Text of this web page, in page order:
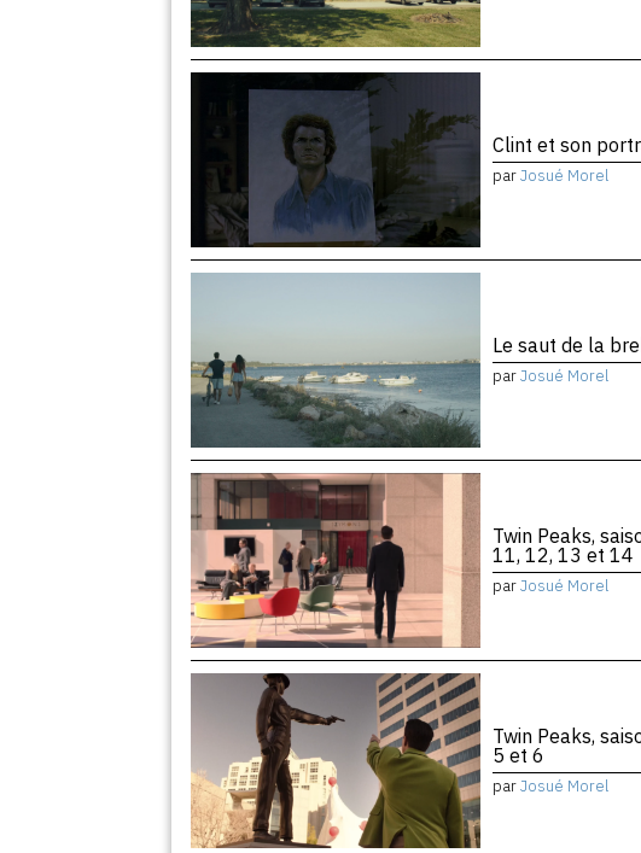
Clint et son
parJosué Morel
Le saut de la
parJosué Morel
Twin Peaks,
11, 12, 13 et 14
parJosué Morel
Twin Peaks,
5 et 6
parJosué Morel